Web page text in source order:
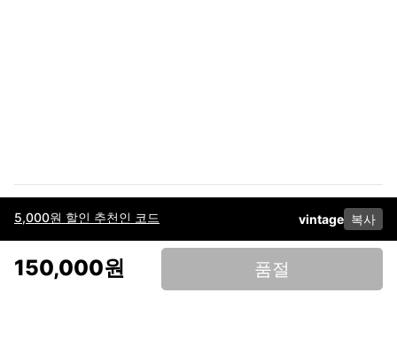
5,000원 할인 추천인 코드 vintage 복사
150,000원 품절
이용약관고객센터판매개인정보 처리방침사업자 정보다운로드